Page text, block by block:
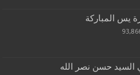
يس المباركة
السيد حسن نصر الله